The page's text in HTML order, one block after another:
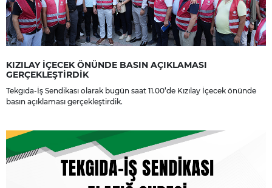
KIZILAY İÇECEK ÖNÜNDE BASIN AÇIKLAMASI
GERÇEKLEŞTİRDİK
Tekgıda-İş Sendikası olarak bugün saat 11.00’de Kızılay İçecek önünde
basın açıklaması gerçekleştirdik.